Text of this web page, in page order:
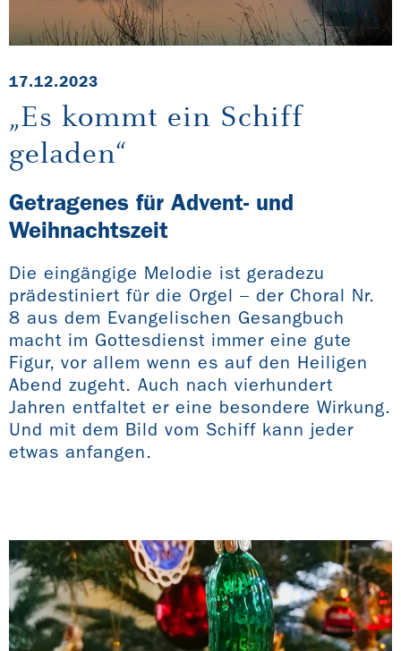
17.12.2023
„Es kommt ein Schiff
geladen“
Getragenes für Advent- und
Weihnachtszeit
Die eingängige Melodie ist geradezu
prädestiniert für die Orgel – der Choral Nr.
8 aus dem Evangelischen Gesangbuch
macht im Gottesdienst immer eine gute
Figur, vor allem wenn es auf den Heiligen
Abend zugeht. Auch nach vierhundert
Jahren entfaltet er eine besondere Wirkung.
Und mit dem Bild vom Schiff kann jeder
etwas anfangen.